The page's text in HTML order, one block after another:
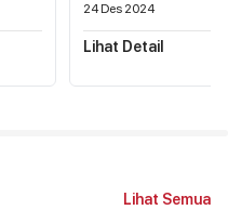
24 Des 2024
Lihat Detail
Lihat Semua